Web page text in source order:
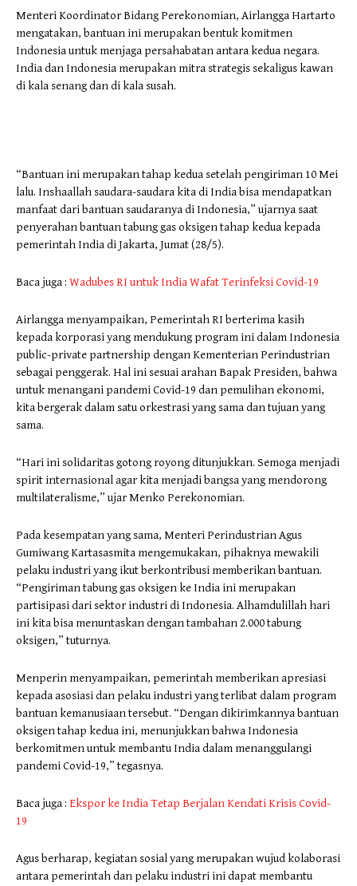
Menteri Koordinator Bidang Perekonomian, Airlangga Hartarto
mengatakan, bantuan ini merupakan bentuk komitmen
Indonesia untuk menjaga persahabatan antara kedua negara.
India dan Indonesia merupakan mitra strategis sekaligus kawan
di kala senang dan di kala susah.
“Bantuan ini merupakan tahap kedua setelah pengiriman 10 Mei
lalu. Inshaallah saudara-saudara kita di India bisa mendapatkan
manfaat dari bantuan saudaranya di Indonesia,” ujarnya saat
penyerahan bantuan tabung gas oksigen tahap kedua kepada
pemerintah India di Jakarta, Jumat (28/5).
Baca juga : Wadubes RI untuk India Wafat Terinfeksi Covid-19
Airlangga menyampaikan, Pemerintah RI berterima kasih
kepada korporasi yang mendukung program ini dalam Indonesia
public-private partnership dengan Kementerian Perindustrian
sebagai penggerak. Hal ini sesuai arahan Bapak Presiden, bahwa
untuk menangani pandemi Covid-19 dan pemulihan ekonomi,
kita bergerak dalam satu orkestrasi yang sama dan tujuan yang
sama.
“Hari ini solidaritas gotong royong ditunjukkan. Semoga menjadi
spirit internasional agar kita menjadi bangsa yang mendorong
multilateralisme,” ujar Menko Perekonomian.
Pada kesempatan yang sama, Menteri Perindustrian Agus
Gumiwang Kartasasmita mengemukakan, pihaknya mewakili
pelaku industri yang ikut berkontribusi memberikan bantuan.
“Pengiriman tabung gas oksigen ke India ini merupakan
partisipasi dari sektor industri di Indonesia. Alhamdulillah hari
ini kita bisa menuntaskan dengan tambahan 2.000 tabung
oksigen,” tuturnya.
Menperin menyampaikan, pemerintah memberikan apresiasi
kepada asosiasi dan pelaku industri yang terlibat dalam program
bantuan kemanusiaan tersebut. “Dengan dikirimkannya bantuan
oksigen tahap kedua ini, menunjukkan bahwa Indonesia
berkomitmen untuk membantu India dalam menanggulangi
pandemi Covid-19,” tegasnya.
Baca juga : Ekspor ke India Tetap Berjalan Kendati Krisis Covid-
19
Agus berharap, kegiatan sosial yang merupakan wujud kolaborasi
antara pemerintah dan pelaku industri ini dapat membantu